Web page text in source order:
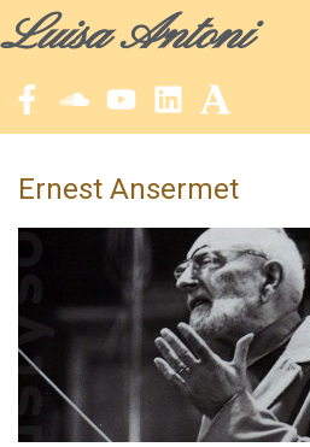
Luisa Antoni
Ernest Ansermet